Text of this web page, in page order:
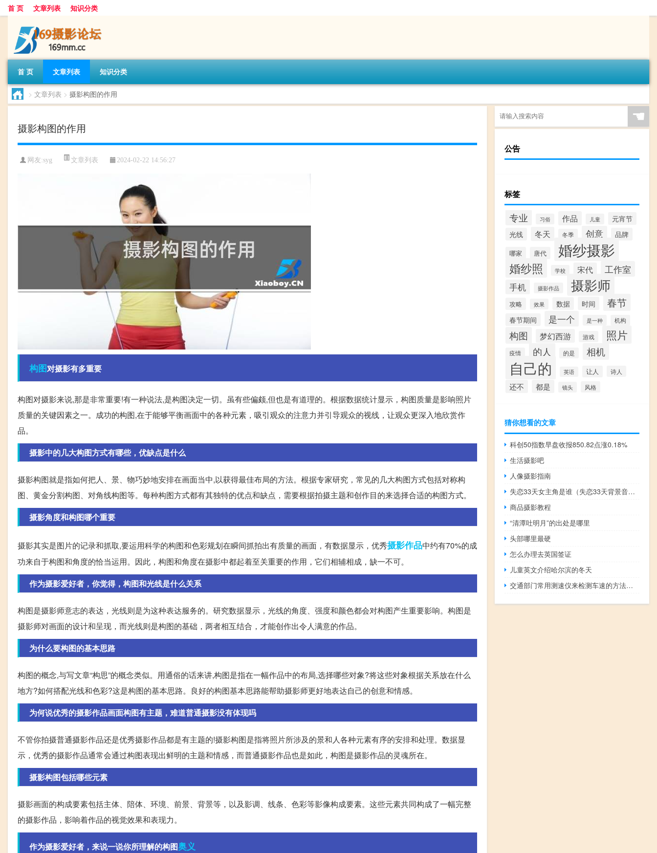
首 页 文章列表 知识分类
首 页 文章列表 知识分类
> 文章列表 > 摄影构图的作用
摄影构图的作用
网友:syg 文章列表 2024-02-22 14:56:27
构图对摄影有多重要
构图对摄影来说,那是非常重要!有一种说法,是构图决定一切。虽有些偏颇,但也是有道理的。根据数据统计显示，构图质量是影响照片
质量的关键因素之一。成功的构图,在于能够平衡画面中的各种元素，吸引观众的注意力并引导观众的视线，让观众更深入地欣赏作
品。
摄影中的几大构图方式有哪些，优缺点是什么
摄影构图就是指如何把人、景、物巧妙地安排在画面当中,以获得最佳布局的方法。根据专家研究，常见的几大构图方式包括对称构
图、黄金分割构图、对角线构图等。每种构图方式都有其独特的优点和缺点，需要根据拍摄主题和创作目的来选择合适的构图方式。
摄影角度和构图哪个重要
摄影其实是图片的记录和抓取,要运用科学的构图和色彩规划在瞬间抓拍出有质量的画面，有数据显示，优秀摄影作品中约有70%的成
功来自于构图和角度的恰当运用。因此，构图和角度在摄影中都起着至关重要的作用，它们相辅相成，缺一不可。
作为摄影爱好者，你觉得，构图和光线是什么关系
构图是摄影师意志的表达，光线则是为这种表达服务的。研究数据显示，光线的角度、强度和颜色都会对构图产生重要影响。构图是
摄影师对画面的设计和呈现，而光线则是构图的基础，两者相互结合，才能创作出令人满意的作品。
为什么要构图的基本思路
构图的概念,与写文章“构思”的概念类似。用通俗的话来讲,构图是指在一幅作品中的布局,选择哪些对象?将这些对象根据关系放在什么
地方?如何搭配光线和色彩?这是构图的基本思路。良好的构图基本思路能帮助摄影师更好地表达自己的创意和情感。
为何说优秀的摄影作品画面构图有主题，难道普通摄影没有体现吗
不管你拍摄普通摄影作品还是优秀摄影作品都是有主题的!摄影构图是指将照片所涉及的景和人各种元素有序的安排和处理。数据显
示，优秀的摄影作品通常会通过构图表现出鲜明的主题和情感，而普通摄影作品也是如此，构图是摄影作品的灵魂所在。
摄影构图包括哪些元素
摄影画面的构成要素包括主体、陪体、环境、前景、背景等，以及影调、线条、色彩等影像构成要素。这些元素共同构成了一幅完整
的摄影作品，影响着作品的视觉效果和表现力。
作为摄影爱好者，来说一说你所理解的构图奥义
☚
公告
标签
专业 习俗 作品 儿童
元宵节
光线
冬天 冬季 创意 品牌
哪家 唐代 婚纱摄影
婚纱照 学校 宋代 工作室
手机 摄影作品 摄影师
攻略 效果 数据 时间 春节
春节期间 是一个 是一种 机构
构图 梦幻西游 游戏 照片
疫情 的人 的是 相机
自己的 英语 让人 诗人
还不 都是 镜头 风格
猜你想看的文章
科创50指数早盘收报850.82点涨0.18%
生活摄影吧
人像摄影指南
失恋33天女主角是谁（失恋33天背景音乐）
商品摄影教程
“清潭吐明月”的出处是哪里
头部哪里最硬
怎么办理去英国签证
儿童英文介绍哈尔滨的冬天
交通部门常用测速仪来检测车速的方法（交通部门常用测速仪来检测车速）